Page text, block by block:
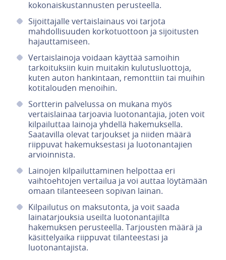
kokonaiskustannusten perusteella.
Sijoittajalle vertaislainaus voi tarjota
mahdollisuuden korkotuottoon ja sijoitusten
hajauttamiseen.
Vertaislainoja voidaan käyttää samoihin
tarkoituksiin kuin muitakin kulutusluottoja,
kuten auton hankintaan, remonttiin tai muihin
kotitalouden menoihin.
Sortterin palvelussa on mukana myös
vertaislainaa tarjoavia luotonantajia, joten voit
kilpailuttaa lainoja yhdellä hakemuksella.
Saatavilla olevat tarjoukset ja niiden määrä
riippuvat hakemuksestasi ja luotonantajien
arvioinnista.
Lainojen kilpailuttaminen helpottaa eri
vaihtoehtojen vertailua ja voi auttaa löytämään
omaan tilanteeseen sopivan lainan.
Kilpailutus on maksutonta, ja voit saada
lainatarjouksia useilta luotonantajilta
hakemuksen perusteella. Tarjousten määrä ja
käsittelyaika riippuvat tilanteestasi ja
luotonantajista.